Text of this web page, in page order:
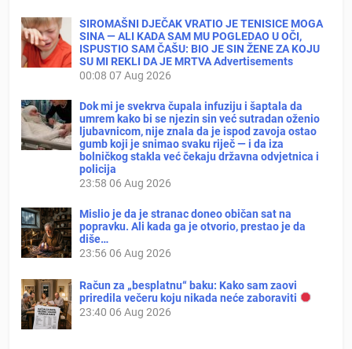
SIROMAŠNI DJEČAK VRATIO JE TENISICE MOGA
SINA — ALI KADA SAM MU POGLEDAO U OČI,
ISPUSTIO SAM ČAŠU: BIO JE SIN ŽENE ZA KOJU
SU MI REKLI DA JE MRTVA Advertisements
00:08 07 Aug 2026
Dok mi je svekrva čupala infuziju i šaptala da
umrem kako bi se njezin sin već sutradan oženio
ljubavnicom, nije znala da je ispod zavoja ostao
gumb koji je snimao svaku riječ — i da iza
bolničkog stakla već čekaju državna odvjetnica i
policija
23:58 06 Aug 2026
Mislio je da je stranac doneo običan sat na
popravku. Ali kada ga je otvorio, prestao je da
diše…
23:56 06 Aug 2026
Račun za „besplatnu“ baku: Kako sam zaovi
priredila večeru koju nikada neće zaboraviti
23:40 06 Aug 2026